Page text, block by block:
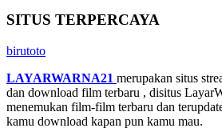
SITUS TERPERCAYA
birutoto
LAYARWARNA21 merupakan situs
dan download film terbaru , disitus
menemukan film-film terbaru dan
kamu download kapan pun kamu mau.